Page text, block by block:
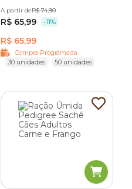
A partir deR$ 74,90
R$ 65,99 -11%
R$ 65,99
Compra Programada
30 unidades
50 unidades